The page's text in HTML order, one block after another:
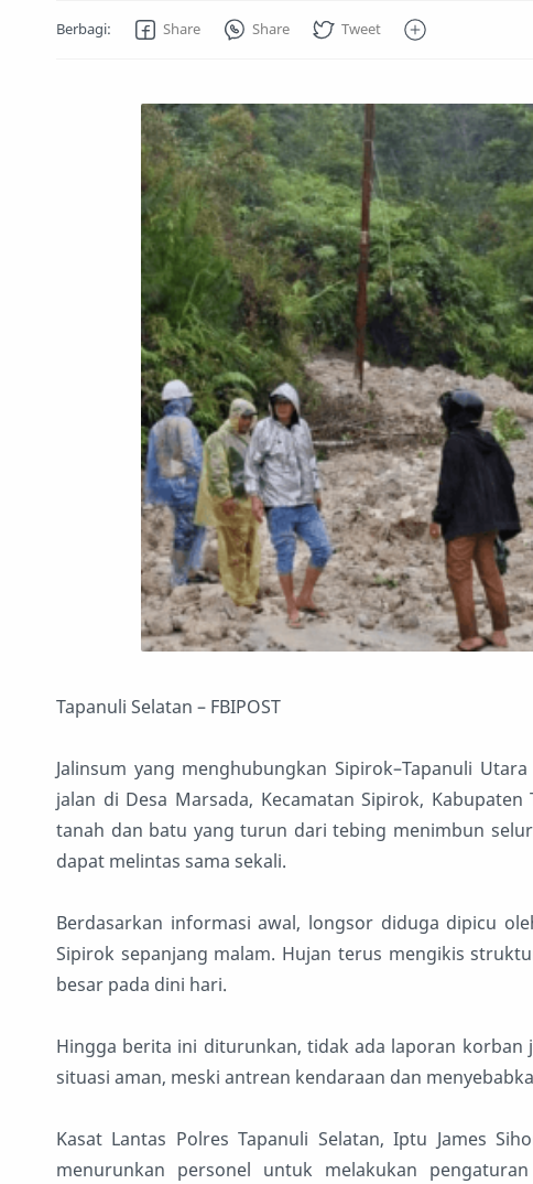
Tapanuli Selatan – FBIPOST
Jalinsum yang menghubungkan Sipirok–Tapanuli
jalan di Desa Marsada, Kecamatan Sipirok,
tanah dan batu yang turun dari tebing menimbun
dapat melintas sama sekali.
Berdasarkan informasi awal, longsor diduga dipicu
Sipirok sepanjang malam. Hujan terus mengikis
besar pada dini hari.
Hingga berita ini diturunkan, tidak ada laporan korban
situasi aman, meski antrean kendaraan dan
Kasat Lantas Polres Tapanuli Selatan, Iptu James
menurunkan personel untuk melakukan